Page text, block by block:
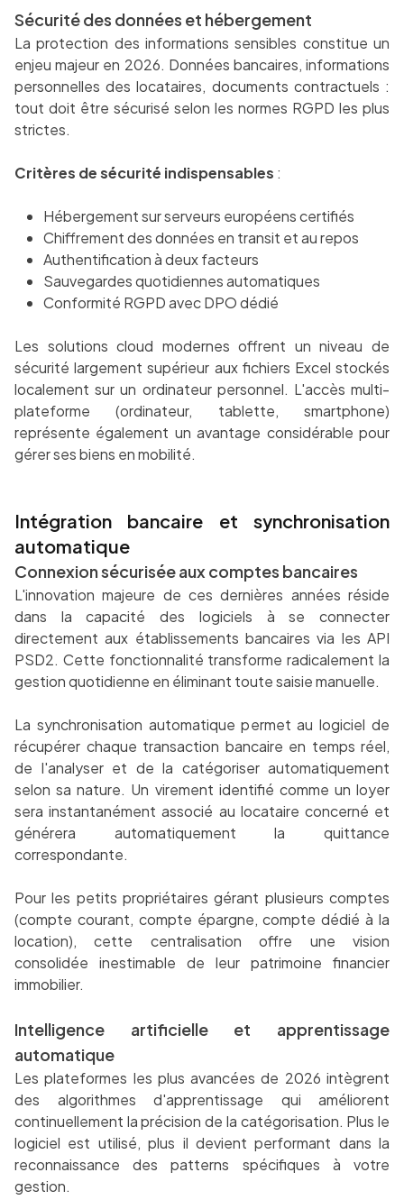
Sécurité des données et hébergement
La protection des informations sensibles constitue un
enjeu majeur en 2026. Données bancaires, informations
personnelles des locataires, documents contractuels :
tout doit être sécurisé selon les normes RGPD les plus
strictes.
Critères de sécurité indispensables :
Hébergement sur serveurs européens certifiés
Chiffrement des données en transit et au repos
Authentification à deux facteurs
Sauvegardes quotidiennes automatiques
Conformité RGPD avec DPO dédié
Les solutions cloud modernes offrent un niveau de
sécurité largement supérieur aux fichiers Excel stockés
localement sur un ordinateur personnel. L'accès multi-
plateforme (ordinateur, tablette, smartphone)
représente également un avantage considérable pour
gérer ses biens en mobilité.
Intégration bancaire et synchronisation
automatique
Connexion sécurisée aux comptes bancaires
L'innovation majeure de ces dernières années réside
dans la capacité des logiciels à se connecter
directement aux établissements bancaires via les API
PSD2. Cette fonctionnalité transforme radicalement la
gestion quotidienne en éliminant toute saisie manuelle.
La synchronisation automatique permet au logiciel de
récupérer chaque transaction bancaire en temps réel,
de l'analyser et de la catégoriser automatiquement
selon sa nature. Un virement identifié comme un loyer
sera instantanément associé au locataire concerné et
générera automatiquement la quittance
correspondante.
Pour les petits propriétaires gérant plusieurs comptes
(compte courant, compte épargne, compte dédié à la
location), cette centralisation offre une vision
consolidée inestimable de leur patrimoine financier
immobilier.
Intelligence artificielle et apprentissage
automatique
Les plateformes les plus avancées de 2026 intègrent
des algorithmes d'apprentissage qui améliorent
continuellement la précision de la catégorisation. Plus le
logiciel est utilisé, plus il devient performant dans la
reconnaissance des patterns spécifiques à votre
gestion.